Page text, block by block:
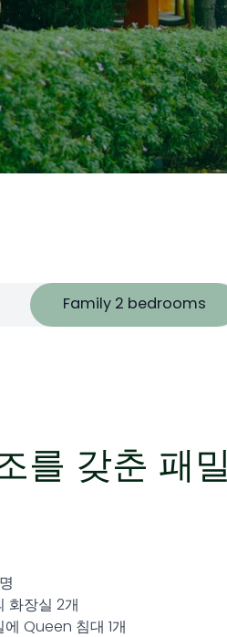
Family 2 bedrooms
를 갖춘 패밀
화장실 2개
에 Queen 침대 1개